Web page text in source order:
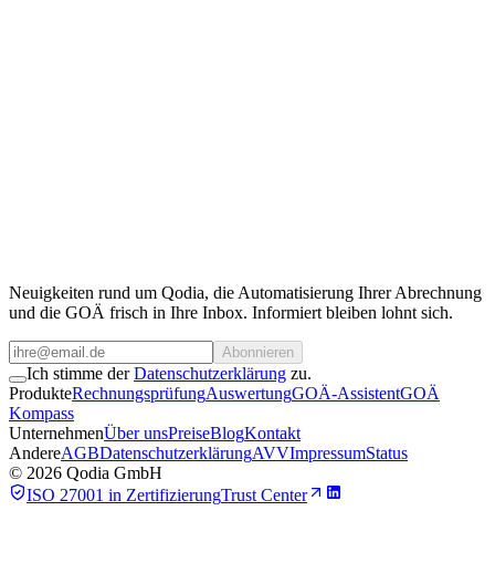
Neuigkeiten rund um Qodia, die Automatisierung Ihrer Abrechnung
und die GOÄ frisch in Ihre Inbox. Informiert bleiben lohnt sich.
Abonnieren
Ich stimme der Datenschutzerklärung zu.
ProdukteRechnungsprüfungAuswertungGOÄ-AssistentGOÄ
Kompass
UnternehmenÜber unsPreiseBlogKontakt
AndereAGBDatenschutzerklärungAVVImpressumStatus
© 2026 Qodia GmbH
ISO 27001 in ZertifizierungTrust Center